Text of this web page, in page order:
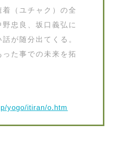
（ユチャク）の全
忠良、坂口義弘に
が随分出てくる。
った事での未来を拓
yogo/itiran/o.htm